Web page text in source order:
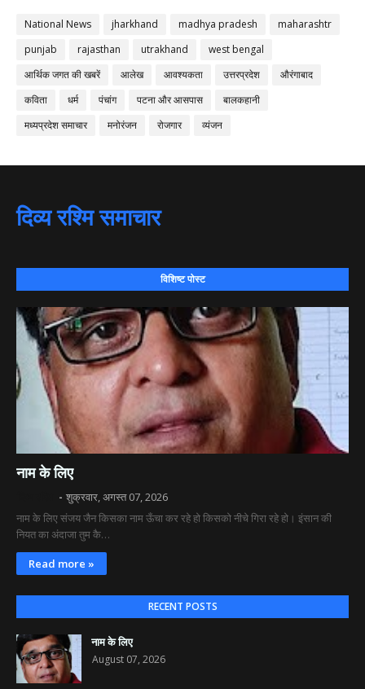
National News jharkhand madhya pradesh
maharashtr
punjab
rajasthan utrakhand
west bengal
आर्थिक जगत की खबरें
आलेख आवश्यकता उत्तरप्रदेश
औरंगाबाद
कविता
धर्म पंचांग पटना और आसपास
बालकहानी
मध्यप्रदेश समाचार
मनोरंजन रोजगार व्यंजन
दिव्य रश्मि समाचार
विशिष्ट पोस्ट
नाम के लिए
शुक्रवार, अगस्त 07, 2026
नाम के लिए संजय जैन किसका नाम ऊँचा कर रहे हो किसको नीचे गिरा रहे हो। इंसान की
नियत का अंदाजा तुम कै…
Read more »
RECENT POSTS
नाम के लिए
August 07, 2026